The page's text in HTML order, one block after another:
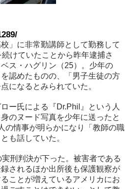
」に非常勤講師として勤務して
けていたことから昨年逮捕さ
ス・ハグリン（25）。少年の
認めたものの、「男子生徒の方
になるとみられていた。
ー氏による『Dr.Phil』という人
のヌード写真を少年に送ったと
の情事が明らかになり「教師の職
も話していた。
刑判決が下った。被害者である
されるほか出所後も保護観察が
ことが増えているアメリカにお